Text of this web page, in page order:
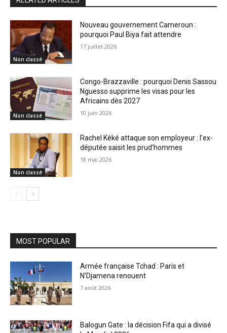
Non classé
Nouveau gouvernement Cameroun :
pourquoi Paul Biya fait attendre
17 juillet 2026
Non classé
Congo-Brazzaville : pourquoi Denis Sassou
Nguesso supprime les visas pour les
Africains dès 2027
10 juin 2026
Non classé
Rachel Kéké attaque son employeur : l’ex-
députée saisit les prud’hommes
18 mai 2026
MOST POPULAR
Armée française Tchad : Paris et
N’Djamena renouent
7 août 2026
Balogun Gate : la décision Fifa qui a divisé